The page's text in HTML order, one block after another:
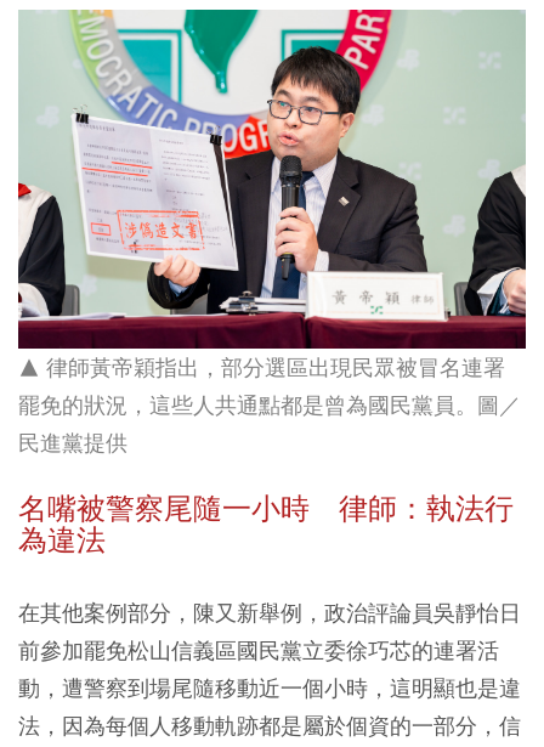
▲ 律師黃帝穎指出，部分選區出現民眾被冒名連署
罷免的狀況，這些人共通點都是曾為國民黨員。圖／
民進黨提供
名嘴被警察尾隨一小時 律師：執法行
為違法
在其他案例部分，陳又新舉例，政治評論員吳靜怡日
前參加罷免松山信義區國民黨立委徐巧芯的連署活
動，遭警察到場尾隨移動近一個小時，這明顯也是違
法，因為每個人移動軌跡都是屬於個資的一部分，信